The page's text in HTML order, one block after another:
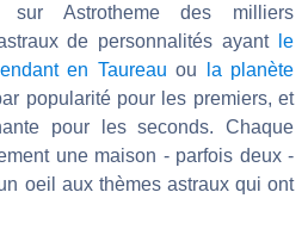
sur Astrotheme des milliers
de personnalités ayant
le
en Taureau ou
la planète
popularité pour les premiers, et
pour les seconds. Chaque
une maison - parfois deux -
oeil aux thèmes astraux qui ont